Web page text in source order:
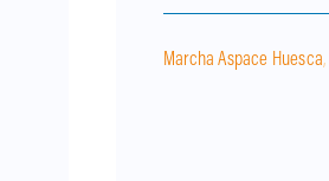
Marcha Aspace Huesca,